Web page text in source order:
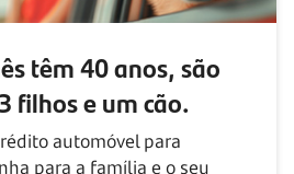
têm40 anos, são
3 filhoseum cão.
automóvel para
para a família e o seu